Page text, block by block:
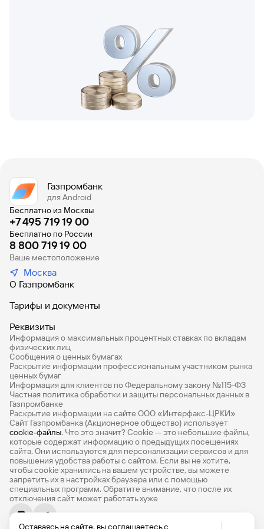
Газпромбанк
для Android
Бесплатно из Москвы
+7 495 719 19 00
Бесплатно по России
8 800 719 19 00
Ваше местоположение
Москва
О Газпромбанк
Тарифы и документы
Реквизиты
Информация о максимальных процентных ставках по вкладам
физических лиц
Сообщения о ценных бумагах
Раскрытие информации профессиональным участником рынка
ценных бумаг
Информация для клиентов по Федеральному закону №115-ФЗ
Частная политика обработки и защиты персональных данных в
Газпромбанке
Раскрытие информации на сайте ООО «Интерфакс-ЦРКИ»
Сайт Газпромбанка (Акционерное общество) использует
cookie-файлы. Что это значит? Сookie — это небольшие файлы,
которые содержат информацию о предыдущих посещениях
сайта. Они используются для персонализации сервисов и для
повышения удобства работы с сайтом. Если вы не хотите,
чтобы сookie хранились на вашем устройстве, вы можете
запретить их в настройках браузера или с помощью
специальных программ. Обратите внимание, что после их
отключения сайт может работать хуже
Оставаясь на сайте, вы соглашаетесь с